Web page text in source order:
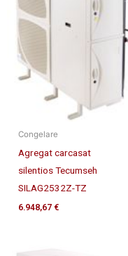
Congelare
Agregat carcasat
silentios Tecumseh
SILAG2532Z-TZ
6.948,67 €